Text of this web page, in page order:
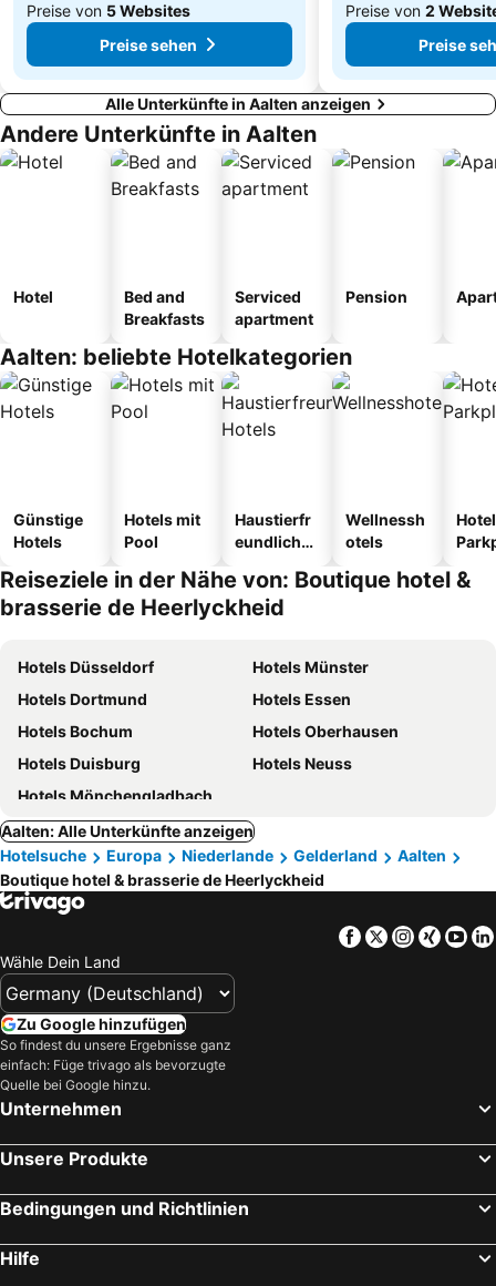
Preise von 5 Websites
Preise sehen
Preise von 2
Preise
Alle Unterkünfte in Aalten anzeigen
Andere Unterkünfte in Aalten
Hotel
Bed and
Breakfasts
Serviced
apartment
Pension
Aalten: beliebte Hotelkategorien
Günstige
Hotels
Hotels mit
Pool
Haustierfr
eundliche
Wellnessh
otels
Reiseziele in der Nähe von: Boutique hotel &
brasserie de Heerlyckheid
Hotels Düsseldorf
Hotels Münster
Hotels Dortmund
Hotels Essen
Hotels Bochum
Hotels Oberhausen
Hotels Duisburg
Hotels Neuss
Hotels Mönchengladbach
Aalten: Alle Unterkünfte anzeigen
Hotelsuche
Europa Niederlande Gelderland
Aalten
Boutique hotel & brasserie de Heerlyckheid
Facebook
TwitterXing
Wähle Dein Land
Zu Google hinzufügen
So findest du unsere Ergebnisse ganz
einfach: Füge trivago als bevorzugte
Quelle bei Google hinzu.
Unternehmen
Unsere Produkte
Bedingungen und Richtlinien
Hilfe